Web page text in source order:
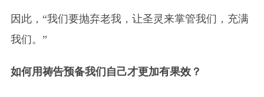
因此，“我们要抛弃老我，让圣灵来掌管我们，充满
我们。”
如何用祷告预备我们自己才更加有果效？